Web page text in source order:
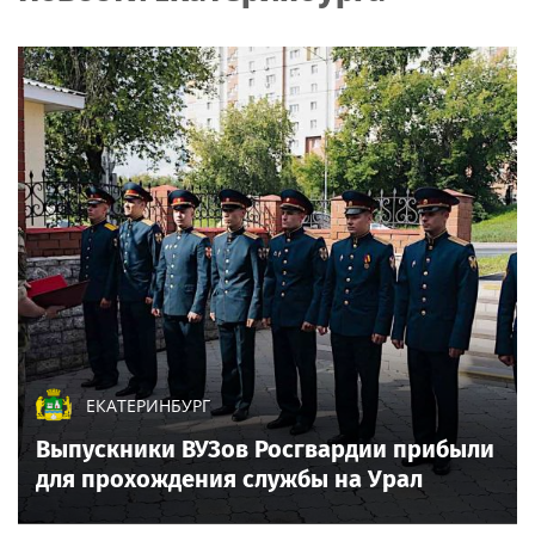
ЕКАТЕРИНБУРГ
Выпускники ВУЗов Росгвардии прибыли
для прохождения службы на Урал